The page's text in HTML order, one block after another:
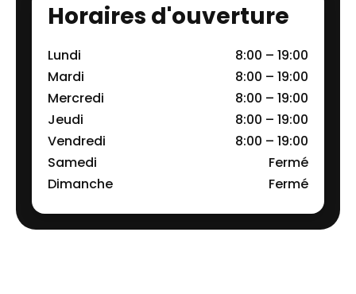
Horaires d'ouverture
Lundi
8:00 – 19:00
Mardi
8:00 – 19:00
Mercredi
8:00 – 19:00
Jeudi
8:00 – 19:00
Vendredi
8:00 – 19:00
Samedi
Fermé
Dimanche
Fermé